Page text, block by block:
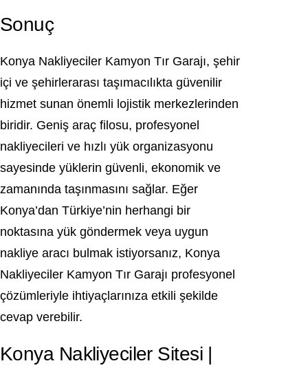
Sonuç
Konya Nakliyeciler Kamyon Tır Garajı, şehir
içi ve şehirlerarası taşımacılıkta güvenilir
hizmet sunan önemli lojistik merkezlerinden
biridir. Geniş araç filosu, profesyonel
nakliyecileri ve hızlı yük organizasyonu
sayesinde yüklerin güvenli, ekonomik ve
zamanında taşınmasını sağlar. Eğer
Konya’dan Türkiye’nin herhangi bir
noktasına yük göndermek veya uygun
nakliye aracı bulmak istiyorsanız, Konya
Nakliyeciler Kamyon Tır Garajı profesyonel
çözümleriyle ihtiyaçlarınıza etkili şekilde
cevap verebilir.
Konya Nakliyeciler Sitesi |